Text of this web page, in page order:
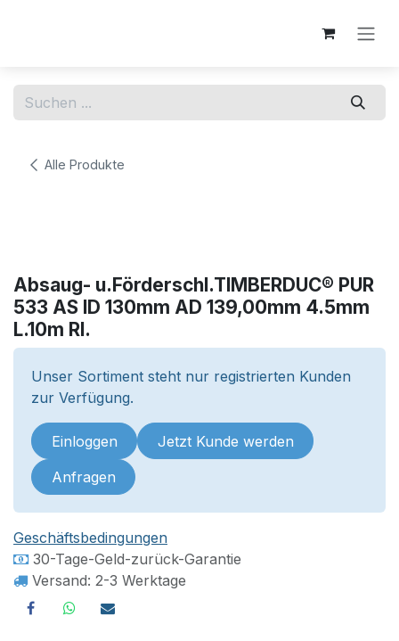
Alle Produkte
Absaug- u.Förderschl.TIMBERDUC® PUR
533 AS ID 130mm AD 139,00mm 4.5mm
L.10m Rl.
Unser Sortiment steht nur registrierten Kunden
zur Verfügung.
Einloggen Jetzt Kunde werden
Anfragen
Geschäftsbedingungen
30-Tage-Geld-zurück-Garantie
Versand: 2-3 Werktage